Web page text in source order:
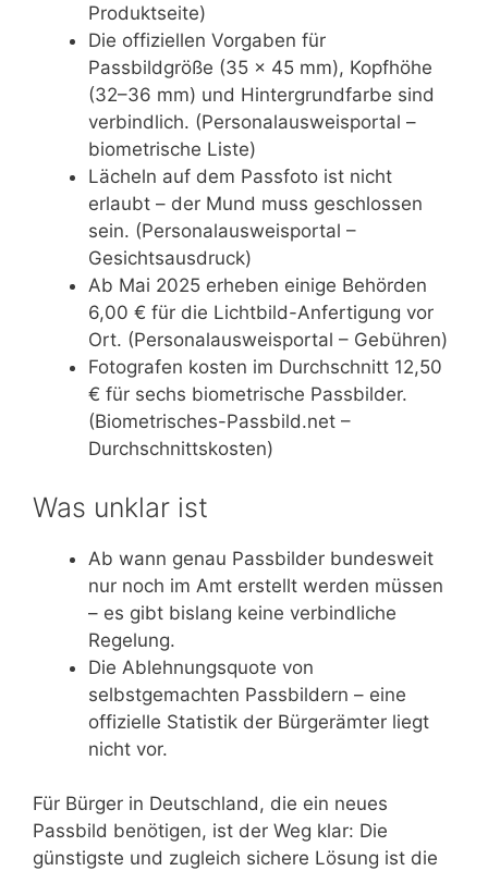
Produktseite)
Die offiziellen Vorgaben für
Passbildgröße (35 × 45 mm), Kopfhöhe
(32–36 mm) und Hintergrundfarbe sind
verbindlich. (Personalausweisportal –
biometrische Liste)
Lächeln auf dem Passfoto ist nicht
erlaubt – der Mund muss geschlossen
sein. (Personalausweisportal –
Gesichtsausdruck)
Ab Mai 2025 erheben einige Behörden
6,00 € für die Lichtbild-Anfertigung vor
Ort. (Personalausweisportal – Gebühren)
Fotografen kosten im Durchschnitt 12,50
€ für sechs biometrische Passbilder.
(Biometrisches-Passbild.net –
Durchschnittskosten)
Was unklar ist
Ab wann genau Passbilder bundesweit
nur noch im Amt erstellt werden müssen
– es gibt bislang keine verbindliche
Regelung.
Die Ablehnungsquote von
selbstgemachten Passbildern – eine
offizielle Statistik der Bürgerämter liegt
nicht vor.
Für Bürger in Deutschland, die ein neues
Passbild benötigen, ist der Weg klar: Die
günstigste und zugleich sichere Lösung ist die